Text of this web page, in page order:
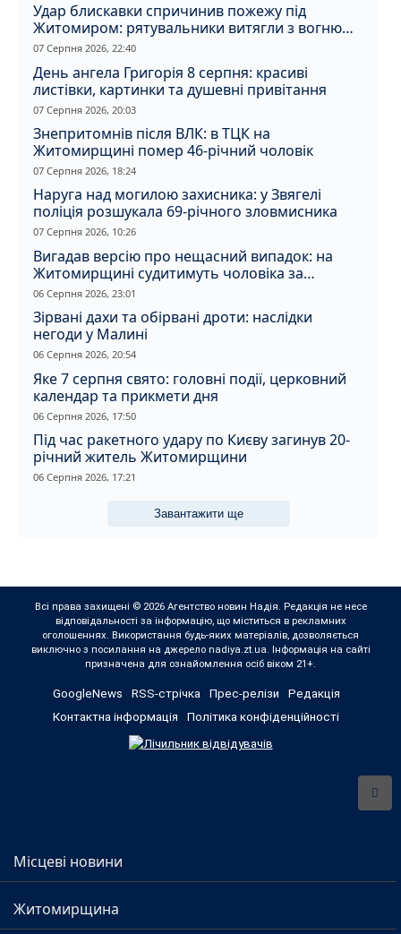
Удар блискавки спричинив пожежу під
Житомиром: рятувальники витягли з вогню
кота
07 Серпня 2026, 22:40
День ангела Григорія 8 серпня: красиві
листівки, картинки та душевні привітання
07 Серпня 2026, 20:03
Знепритомнів після ВЛК: в ТЦК на
Житомирщині помер 46-річний чоловік
07 Серпня 2026, 18:24
Наруга над могилою захисника: у Звягелі
поліція розшукала 69-річного зловмисника
07 Серпня 2026, 10:26
Вигадав версію про нещасний випадок: на
Житомирщині судитимуть чоловіка за
вбивство співмешканки
06 Серпня 2026, 23:01
Зірвані дахи та обірвані дроти: наслідки
негоди у Малині
06 Серпня 2026, 20:54
Яке 7 серпня свято: головні події, церковний
календар та прикмети дня
06 Серпня 2026, 17:50
Під час ракетного удару по Києву загинув 20-
річний житель Житомирщини
06 Серпня 2026, 17:21
Завантажити ще
Всі права захищені © 2026 Агентство новин Надія. Редакція не несе
відповідальності за інформацію, що міститься в рекламних
оголошеннях. Використання будь-яких матеріалів, дозволяється
виключно з посилання на джерело nadiya.zt.ua. Інформація на сайті
призначена для ознайомлення осіб віком 21+.
GoogleNews RSS-стрічка Прес-релізи
Редакція
Контактна інформація
Політика конфіденційності
Місцеві новини
Житомирщина